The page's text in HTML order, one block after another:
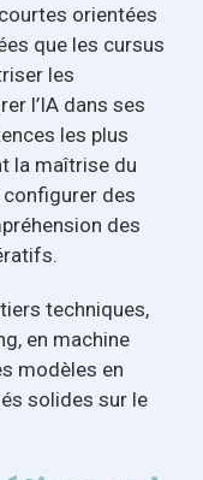
orientées
que les cursus
les
l’IA dans ses
les plus
la maîtrise du
des
des
techniques,
en machine
modèles en
solides sur le